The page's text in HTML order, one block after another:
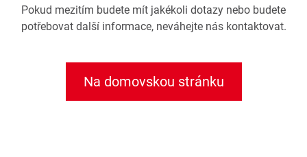
Pokud mezitím budete mít jakékoli dotazy nebo budete
potřebovat další informace, neváhejte nás kontaktovat.
Na domovskou stránku